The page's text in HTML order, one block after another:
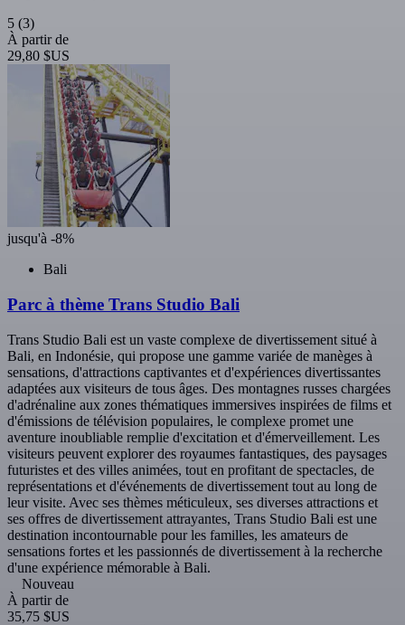
5 (3)
À partir de
29,80 $US
jusqu'à -8%
Bali
Parc à thème Trans Studio Bali
Trans Studio Bali est un vaste complexe de divertissement situé à
Bali, en Indonésie, qui propose une gamme variée de manèges à
sensations, d'attractions captivantes et d'expériences divertissantes
adaptées aux visiteurs de tous âges. Des montagnes russes chargées
d'adrénaline aux zones thématiques immersives inspirées de films et
d'émissions de télévision populaires, le complexe promet une
aventure inoubliable remplie d'excitation et d'émerveillement. Les
visiteurs peuvent explorer des royaumes fantastiques, des paysages
futuristes et des villes animées, tout en profitant de spectacles, de
représentations et d'événements de divertissement tout au long de
leur visite. Avec ses thèmes méticuleux, ses diverses attractions et
ses offres de divertissement attrayantes, Trans Studio Bali est une
destination incontournable pour les familles, les amateurs de
sensations fortes et les passionnés de divertissement à la recherche
d'une expérience mémorable à Bali.
Nouveau
À partir de
35,75 $US